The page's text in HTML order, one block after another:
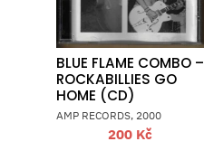
BLUE FLAME COMBO –
ROCKABILLIES GO
HOME (CD)
AMP RECORDS, 2000
200 Kč